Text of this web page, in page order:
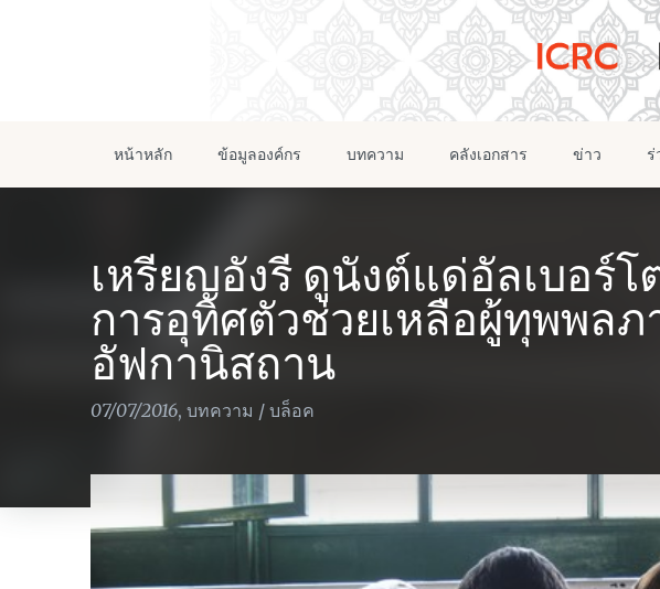
หน้าหลัก ข้อมูลองค์กร บทความ คลังเอกสาร ข่าว ร่
เหรียญอังรี ดูนังต์แด่อัลเบอร์โ
การอุทิศตัวช่วยเหลือผู้ทุพพลภ
อัฟกานิสถาน
07/07/2016, บทความ / บล็อค